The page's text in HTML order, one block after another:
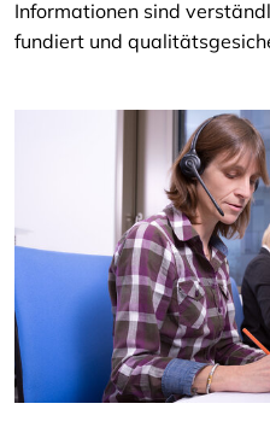
Informationen sind
fundiert und